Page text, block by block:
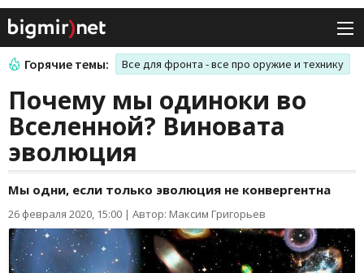
Горячие темы: Все для фронта - все про оружие и технику
Почему мы одиноки во
Вселенной? Виновата
эволюция
Мы одни, если только эволюция не конвергентна
26 февраля 2020, 15:00 | Автор: Максим Григорьев